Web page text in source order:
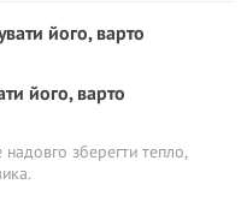
його, варто
зберегти тепло,